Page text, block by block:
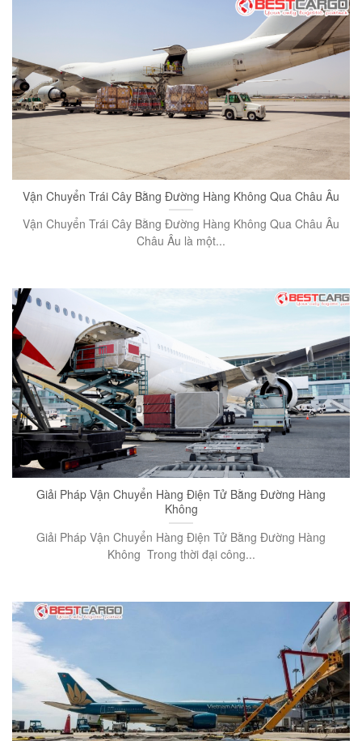
Vận Chuyển Trái Cây Bằng Đường Hàng Không Qua Châu Âu
Vận Chuyển Trái Cây Bằng Đường Hàng Không Qua Châu Âu
Châu Âu là một...
Giải Pháp Vận Chuyển Hàng Điện Tử Bằng Đường Hàng
Không
Giải Pháp Vận Chuyển Hàng Điện Tử Bằng Đường Hàng
Không Trong thời đại công...